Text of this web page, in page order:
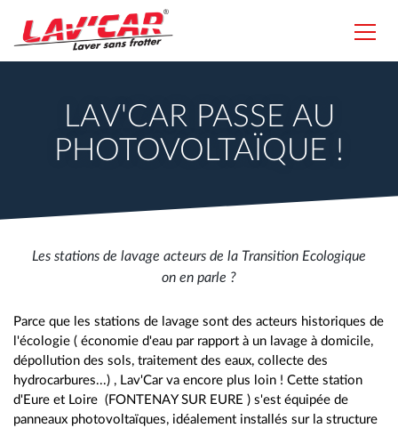
Lavcar
LAV'CAR PASSE AU
PHOTOVOLTAÏQUE !
Les stations de lavage acteurs de la Transition Ecologique
on en parle ?
Parce que les stations de lavage sont des acteurs historiques de
l'écologie ( économie d'eau par rapport à un lavage à domicile,
dépollution des sols, traitement des eaux, collecte des
hydrocarbures...) , Lav'Car va encore plus loin ! Cette station
d'Eure et Loire (FONTENAY SUR EURE ) s'est équipée de
panneaux photovoltaïques, idéalement installés sur la structure